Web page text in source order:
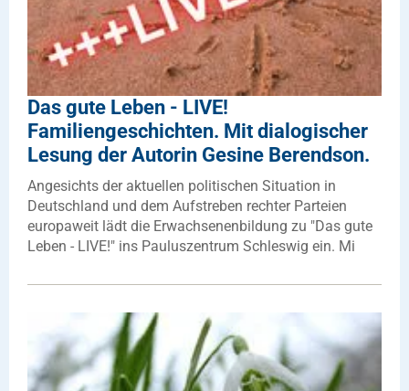
Das gute Leben - LIVE!
Familiengeschichten. Mit dialogischer
Lesung der Autorin Gesine Berendson.
Angesichts der aktuellen politischen Situation in
Deutschland und dem Aufstreben rechter Parteien
europaweit lädt die Erwachsenenbildung zu "Das gute
Leben - LIVE!" ins Pauluszentrum Schleswig ein. Mi